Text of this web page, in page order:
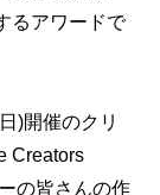
るアワードで
)開催のクリ
Creators
の皆さんの作